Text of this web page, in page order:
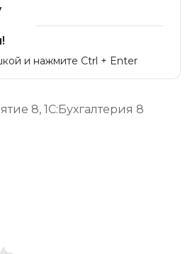
и нажмите Ctrl + Enter
8, 1С:Бухгалтерия 8